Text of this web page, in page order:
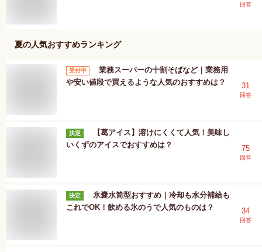
回答
夏の人気おすすめランキング
受付中
業務スーパーの十割そばなど｜業務用
や安い値段で買えるような人気のおすすめは？
31
回答
決定
【葛アイス】溶けにくくて人気！美味し
いくずのアイスでおすすめは？
75
回答
決定
氷嚢水筒型おすすめ｜冷却も水分補給も
これでOK！飲める氷のうで人気のものは？
34
回答